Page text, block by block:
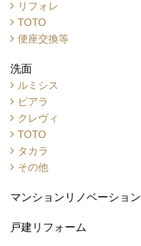
リフォレ
TOTO
便座交換等
洗面
ルミシス
ピアラ
クレヴィ
TOTO
タカラ
その他
マンションリノベーション
戸建リフォーム